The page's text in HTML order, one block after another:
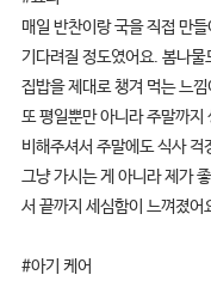
매일 반찬이랑 국을 직접 만
기다려질 정도였어요. 봄나
집밥을 제대로 챙겨 먹는 느
또 평일뿐만 아니라 주말까지
비해주셔서 주말에도 식사
그냥 가시는 게 아니라 제가
서 끝까지 세심함이 느껴졌어
#아기 케어